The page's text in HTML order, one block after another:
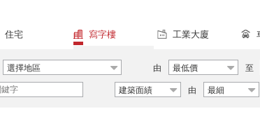
住宅 寫字樓 工業大廈
選擇地區 由 最低價 至
建築面績 由 最細